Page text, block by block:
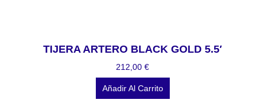
TIJERA ARTERO BLACK GOLD 5.5′
212,00 €
Añadir Al Carrito